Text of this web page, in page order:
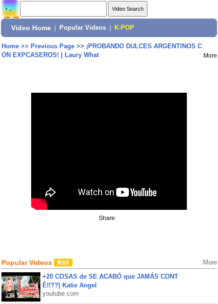
Video Home Popular Videos K-POP
Home>> Previous Page>> ¡PROBANDO DULCES ARGENTINOS C
ON EXPCASEROS! | Laury What
More
Share:
Popular Videos More
+20 COSAS de SE ACABÓ que JAMÁS CONT
É!!??| Katie Angel
youtube.com